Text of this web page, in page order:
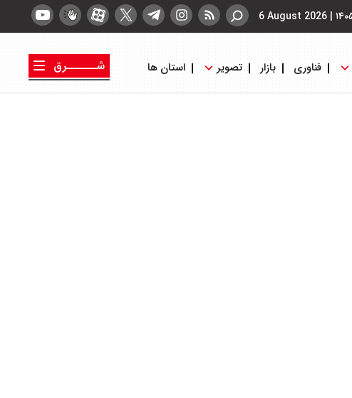
|
6 August 2026
فناوری بازار تصویر استان ها
شــــــرق